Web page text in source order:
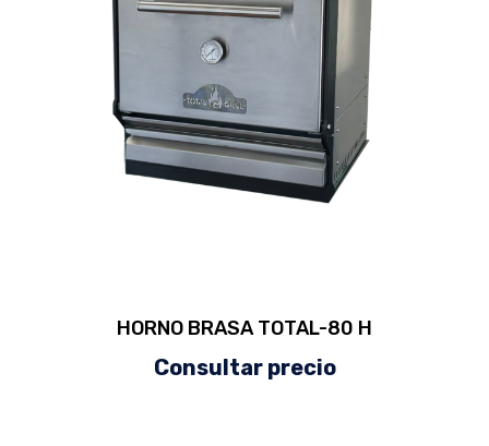
HORNO BRASA TOTAL-80 H
Consultar precio